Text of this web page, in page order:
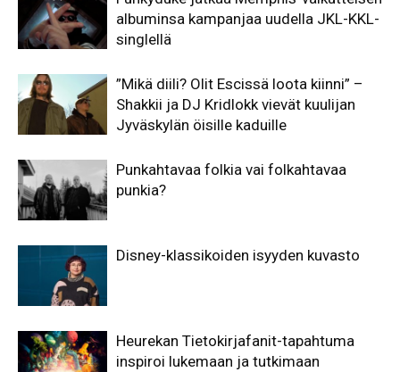
albuminsa kampanjaa uudella JKL-KKL-
singlellä
”Mikä diili? Olit Escissä loota kiinni” –
Shakkii ja DJ Kridlokk vievät kuulijan
Jyväskylän öisille kaduille
Punkahtavaa folkia vai folkahtavaa
punkia?
Disney-klassikoiden isyyden kuvasto
Heurekan Tietokirjafanit-tapahtuma
inspiroi lukemaan ja tutkimaan